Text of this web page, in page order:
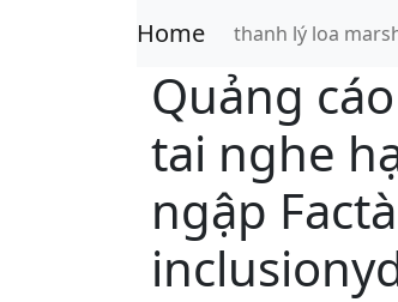
Home thanh lý loa
Quảng
tai nghe
ngập